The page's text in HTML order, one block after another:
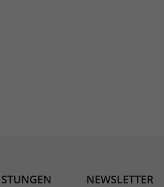
NEWSLETTER